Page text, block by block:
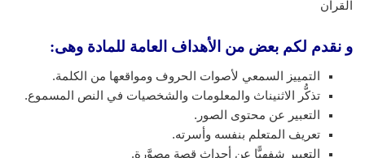
القرآن
و نقدم لكم بعض من الأهداف العامة للمادة وهى:
التمييز السمعي لأصوات الحروف ومواقعها من الكلمة.
تذكُّر الاثنيناث والمعلومات والشخصيات في النص المسموع.
التعبير عن محتوى الصور.
تعريف المتعلم بنفسه وأسرته.
التعبير شفهيًّا عن أحداث قصة مصوَّرة.